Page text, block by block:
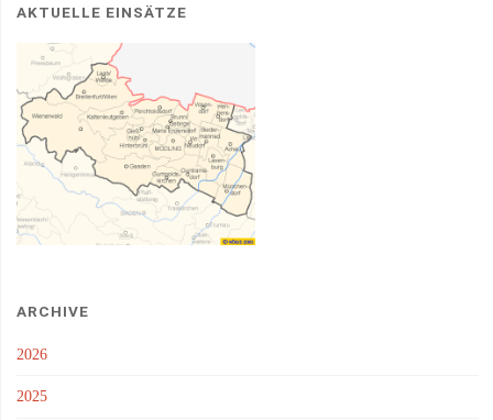
AKTUELLE EINSÄTZE
ARCHIVE
2026
2025